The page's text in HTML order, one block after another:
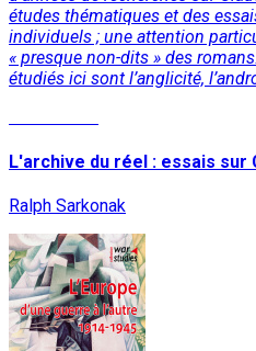
études thématiques et des
individuels ; une attention
« presque non-dits » des
étudiés ici sont l’anglicité,
L'archive du réel : essais sur
Ralph Sarkonak